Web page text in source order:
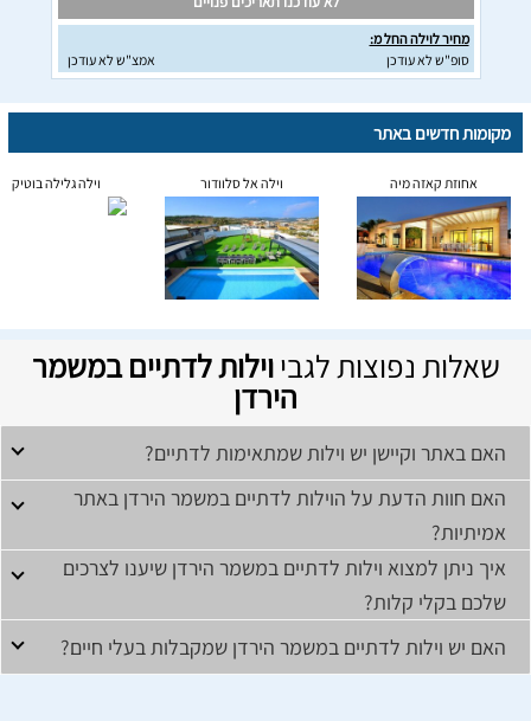
מחיר לוילה החל מ:
סופ"ש לא עודכן
אמצ"ש לא עודכן
מקומות חדשים באתר
אחוזת קאזה מיה וילה אל סלוודור וילה גלילה בוטיק
שאלות נפוצות לגביוילות לדתיים במשמר
הירדן
האם באתר וקיישן יש וילות שמתאימות לדתיים?
האם חוות הדעת על הוילות לדתיים במשמר הירדן באתר
אמיתיות?
איך ניתן למצוא וילות לדתיים במשמר הירדן שיענו לצרכים
שלכם בקלי קלות?
האם יש וילות לדתיים במשמר הירדן שמקבלות בעלי חיים?